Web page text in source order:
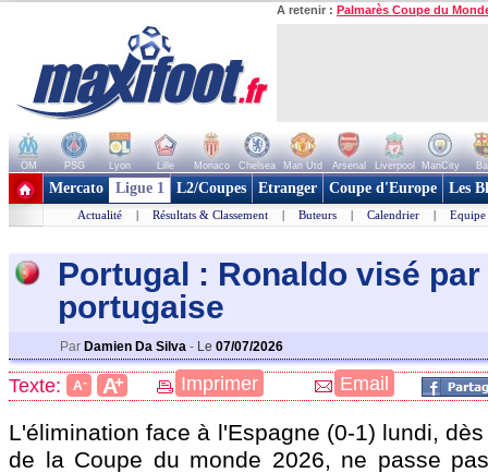
A retenir : Palmarès Coupe du
OM PSG Lyon Lille Monaco Chelsea Man Utd Arsenal Liverpool ManCity
+ de clubs
Mercato Ligue 1 L2/Coupes Etranger Coupe d'Europe Les
Actualité | Résultats & Classement | Buteurs | Calendrier | Equipe
Portugal : Ronaldo visé
portugaise
Par Damien Da Silva - Le 07/07/2026
Texte: A- A+ Imprimer Email
L'élimination face à l'Espagne (0-1) lundi,
de la Coupe du monde 2026, ne passe